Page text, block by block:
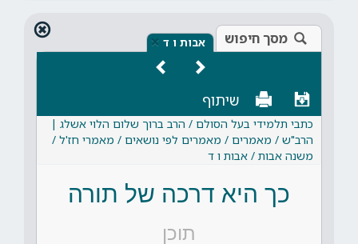
מסך חיפוש אבות ו ד ×
שיתוף
כתבי תלמידי בעל הסולם / הרב ברוך שלום הלוי אשלג |
הרב"ש / מאמרים / מאמרים לפי נושאים / מאמרי חז'ל /
משנה אבות / אבות ו ד
כך היא דרכה של תורה
תוכן